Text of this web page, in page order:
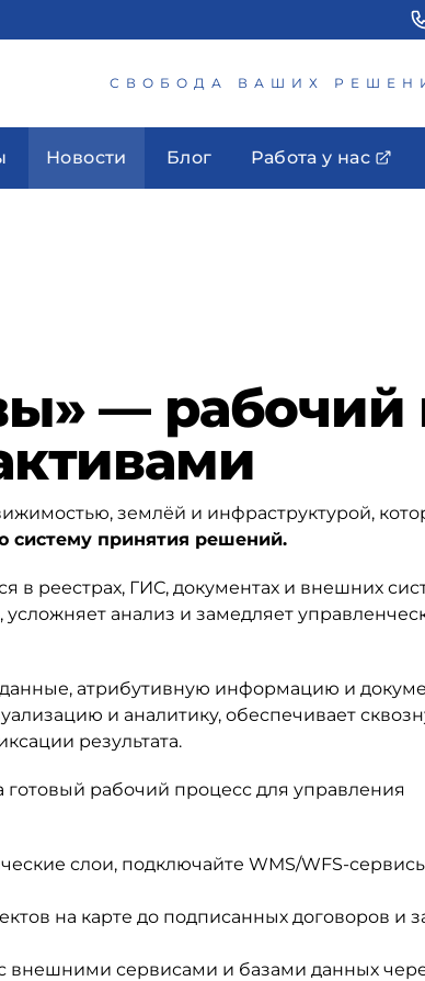
СВОБОДА ВАШИХ
Новости Блог Работа у нас
— рабочий
землёй и инфраструктурой,
систему принятия решений.
в реестрах, ГИС, документах и внешних
анализ и замедляет
атрибутивную информацию и
и аналитику, обеспечивает
результата.
рабочий процесс для управления
слои, подключайте WMS/WFS-
на карте до подписанных договоров и
внешними сервисами и базами данных